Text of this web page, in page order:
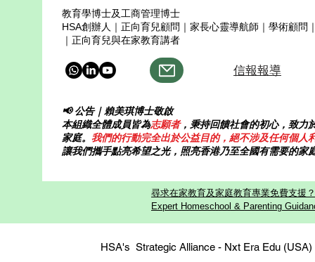
程表都更有力量。 孩子带路，世
界就是课堂。 Keiko 是三个孩子的
焦虑型妈妈，
从 K1 就开始
教育學博士及工商管理博士
HSA創辦人｜正向育兒顧問｜家長心靈導航師｜學術顧問
｜正向育兒與在家教育講者
信報報導
📢 公告｜賴美琪博士敬啟
本組織全體成員皆為志願者，秉持回饋社會的初心，致力
家庭。 我們的行動完全出於公益目的，絕不涉及任何個人
讓我們攜手點亮希望之光，照亮香港乃至全國有需要的家
尋求在家教育及家庭教育專業免費支援
Expert Homeschool & Parenting
HSA's Strategic Alliance - Nxt Era Edu